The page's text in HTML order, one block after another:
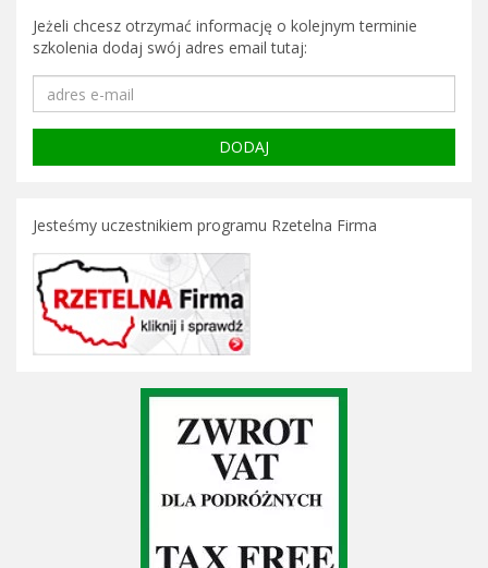
Jeżeli chcesz otrzymać informację o kolejnym terminie
szkolenia dodaj swój adres email tutaj:
Jesteśmy uczestnikiem programu Rzetelna Firma